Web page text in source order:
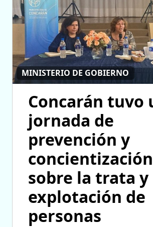
MINISTERIO DE GOBIERNO
Concarán tuvo
jornada de
prevención y
concientización
sobre la trata y
explotación de
personas